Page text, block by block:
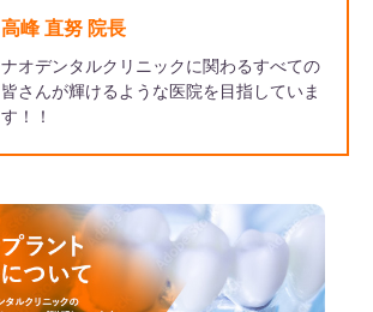
高峰 直努 院長
ナオデンタルクリニックに関わるすべての
皆さんが輝けるような医院を目指していま
す！！